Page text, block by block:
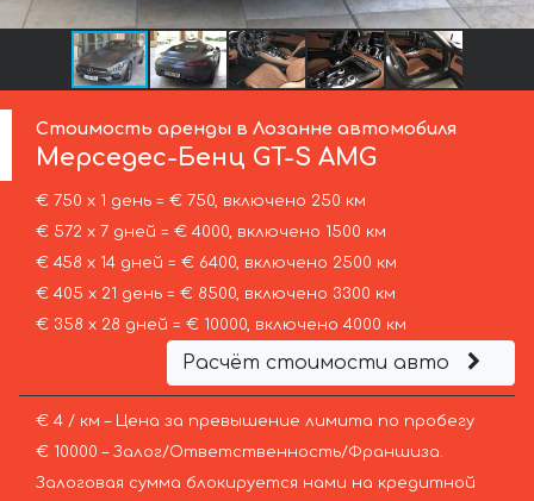
Стоимость аренды в Лозанне автомобиля
Мерседес-Бенц GT-S AMG
€ 750 х 1 день = € 750, включено 250 км
€ 572 х 7 дней = € 4000, включено 1500 км
€ 458 х 14 дней = € 6400, включено 2500 км
€ 405 х 21 день = € 8500, включено 3300 км
€ 358 х 28 дней = € 10000, включено 4000 км
Расчёт стоимости авто
€ 4 / км – Цена за превышение лимита по пробегу
€ 10000 – Залог/Ответственность/Франшиза.
Залоговая сумма блокируется нами на кредитной